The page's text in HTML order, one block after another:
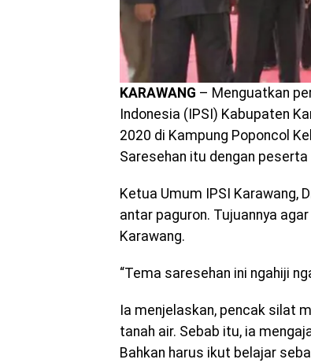
KARAWANG – Menguatkan
Indonesia (IPSI) Kabupaten
2020 di Kampung Poponcol
Saresehan itu dengan
Ketua Umum IPSI Karawang,
antar paguron. Tujuannya
Karawang.
“Tema saresehan ini ngahiji
Ia menjelaskan, pencak silat
tanah air. Sebab itu, ia
Bahkan harus ikut belajar